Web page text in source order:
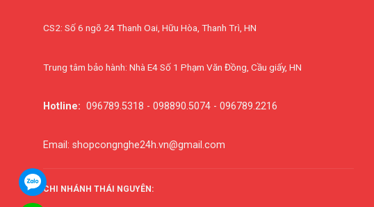
CS2: Số 6 ngõ 24 Thanh Oai, Hữu Hòa, Thanh Trì, HN
Trung tâm bảo hành: Nhà E4 Số 1 Phạm Văn Đồng, Cầu giấy, HN
Hotline: 096789.5318 - 098890.5074 - 096789.2216
Email: shopcongnghe24h.vn@gmail.com
CHI NHÁNH THÁI NGUYÊN: